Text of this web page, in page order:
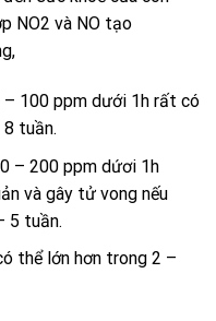
NO2 và NO tạo
– 100 ppm dưới 1h rất có
tuần.
– 200 ppm dứơi 1h
và gây tử vong nếu
5 tuần.
thể lớn hơn trong 2 –